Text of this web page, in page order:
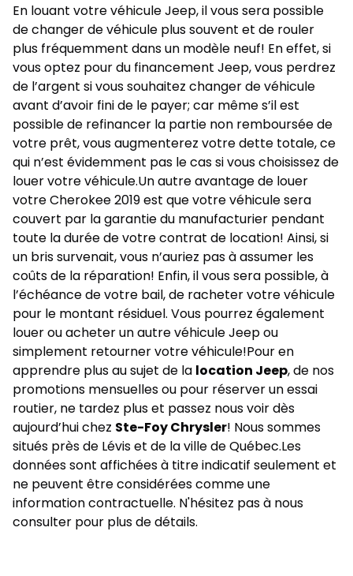
En louant votrevéhicule Jeep, il vous sera possible
de changer de véhicule plus souvent et de rouler
plus fréquemment dans un modèle neuf! En effet, si
vous optez pour du financement Jeep, vous perdrez
de l’argent si vous souhaitez changer de véhicule
avant d’avoir fini de le payer; car même s’il est
possible de refinancer la partie non remboursée de
votre prêt, vous augmenterez votre dette totale, ce
qui n’est évidemment pas le cas si vous choisissez de
louer votre véhicule.Un autre avantage de louer
votre Cherokee 2019 est que votre véhicule sera
couvert par la garantie du manufacturier pendant
toute la durée de votre contrat de location! Ainsi, si
un bris survenait, vous n’auriez pas à assumer les
coûts de la réparation! Enfin, il vous sera possible, à
l’échéance de votre bail, de racheter votre véhicule
pour le montant résiduel. Vous pourrez également
louer ou acheter un autre véhicule Jeep ou
simplement retourner votre véhicule!Pour en
apprendre plus au sujet de la location Jeep, de nos
promotions mensuelles ou pour réserver un essai
routier, ne tardez plus et passez nous voir dès
aujourd’hui chez Ste-Foy Chrysler! Nous sommes
situés près de Lévis et de la ville de Québec.Les
données sont affichées à titre indicatif seulement et
ne peuvent être considérées comme une
information contractuelle. N'hésitez pas à nous
consulter pour plus de détails.